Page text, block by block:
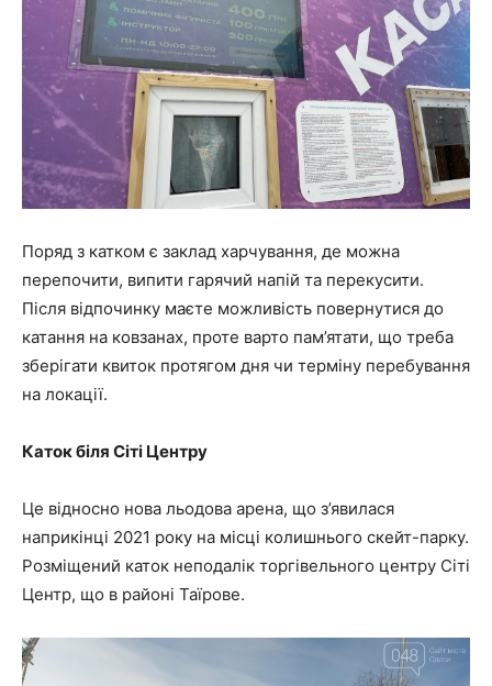
Поряд з катком є заклад харчування, де можна
перепочити, випити гарячий напій та перекусити.
Після відпочинку маєте можливість повернутися до
катання на ковзанах, проте варто пам’ятати, що треба
зберігати квиток протягом дня чи терміну перебування
на локації.
Каток біля Сіті Центру
Це відносно нова льодова арена, що з’явилася
наприкінці 2021 року на місці колишнього скейт-парку.
Розміщений каток неподалік торгівельного центру Сіті
Центр, що в районі Таїрове.